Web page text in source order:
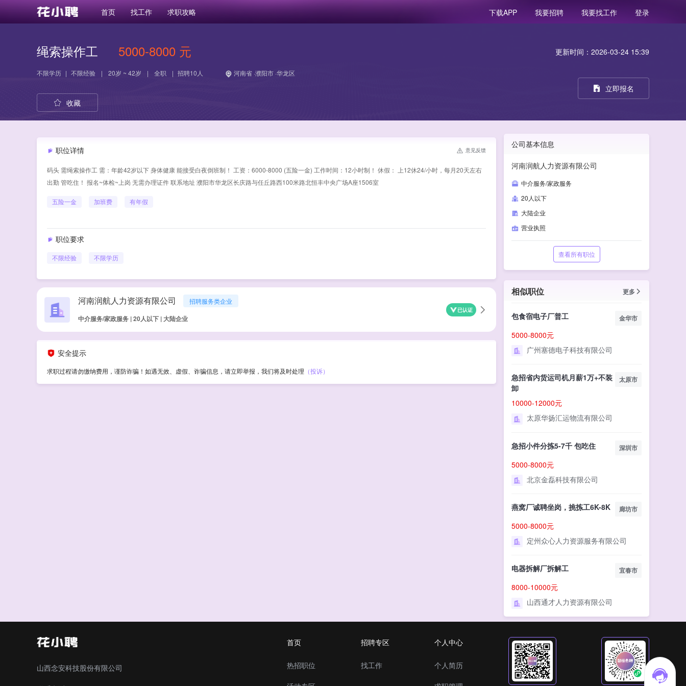
首页 找工作 求职攻略 下载APP 我要招聘 我要找工作 登录
绳索操作工 5000-8000 元
不限学历 | 不限经验 | 20岁 ~ 42岁 | 全职 | 招聘10人 河南省 ·濮阳市 ·华龙区
收藏
职位详情 意见反馈
码头 需绳索操作工 需：年龄42岁以下 身体健康 能接受白夜倒班制！ 工资：6000-8000 (五险一金) 工作时间：12小时制！ 休假： 上12休24/小时，每月20天左右
出勤 管吃住！ 报名~体检~上岗 无需办理证件 联系地址 濮阳市华龙区长庆路与任丘路西100米路北恒丰中央广场A座1506室
五险一金 加班费 有年假
职位要求
不限经验 不限学历
河南润航人力资源有限公司 招聘服务类企业
中介服务/家政服务 | 20人以下 | 大陆企业
已认证
安全提示
求职过程请勿缴纳费用，谨防诈骗！如遇无效、虚假、诈骗信息，请立即举报，我们将及时处理 （投诉）
更新时间：2026-03-24 15:39
立即报名
公司基本信息
河南润航人力资源有限公司
中介服务/家政服务
20人以下
大陆企业
营业执照
查看所有职位
相似职位 更多
包食宿电子厂普工 金华市
5000-8000元
广州塞德电子科技有限公司
急招省内货运司机月薪1万+不装
卸
太原市
10000-12000元
太原华扬汇运物流有限公司
急招小件分拣5-7千 包吃住 深圳市
5000-8000元
北京金磊科技有限公司
燕窝厂诚聘坐岗，挑拣工6K-8K 廊坊市
5000-8000元
定州众心人力资源服务有限公司
电器拆解厂拆解工 宜春市
8000-10000元
山西通才人力资源有限公司
山西念安科技股份有限公司
首页
热招职位
招聘专区
找工作
个人中心
个人简历